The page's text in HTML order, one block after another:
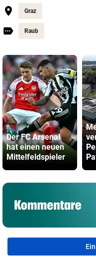
Graz
Raub
Der FC Arsenal
hat einen neuen
Mittelfeldspieler